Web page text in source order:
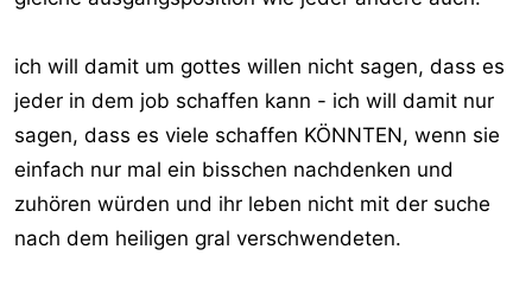
ich will damit um gottes willen nicht sagen, dass es
jeder in dem job schaffen kann - ich will damit nur
sagen, dass es viele schaffen KÖNNTEN, wenn sie
einfach nur mal ein bisschen nachdenken und
zuhören würden und ihr leben nicht mit der suche
nach dem heiligen gral verschwendeten.